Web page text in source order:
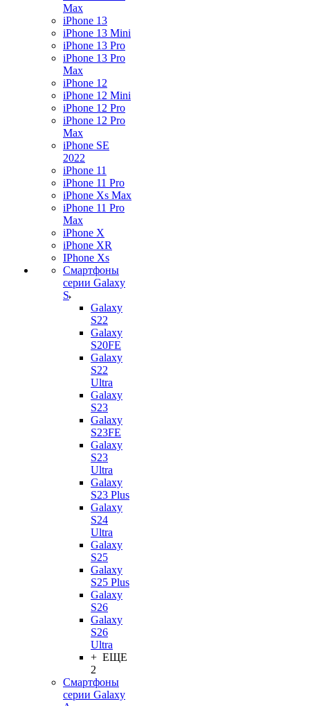
Max
iPhone 13
iPhone 13 Mini
iPhone 13 Pro
iPhone 13 Pro
Max
iPhone 12
iPhone 12 Mini
iPhone 12 Pro
iPhone 12 Pro
Max
iPhone SE
2022
iPhone 11
iPhone 11 Pro
iPhone Xs Max
iPhone 11 Pro
Max
iPhone X
iPhone XR
IPhone Xs
Смартфоны
серии Galaxy
S
Galaxy
S22
Galaxy
S20FE
Galaxy
S22
Ultra
Galaxy
S23
Galaxy
S23FE
Galaxy
S23
Ultra
Galaxy
S23 Plus
Galaxy
S24
Ultra
Galaxy
S25
Galaxy
S25 Plus
Galaxy
S26
Galaxy
S26
Ultra
+ ЕЩЕ
2
Смартфоны
серии Galaxy